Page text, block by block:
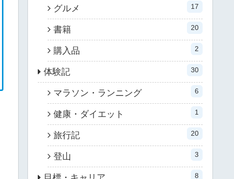
グルメ 17
書籍 20
購入品 2
体験記 30
マラソン・ランニング 6
健康・ダイエット 1
旅行記 20
登山 3
8